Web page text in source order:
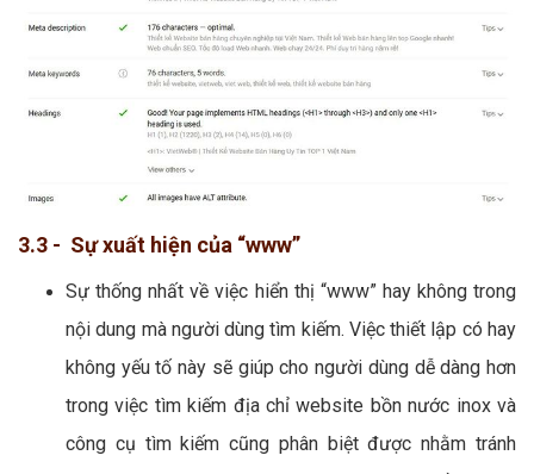
3.3 - Sự xuất hiện của “www”
Sự thống nhất về việc hiển thị “www” hay không trong
nội dung mà người dùng tìm kiếm. Việc thiết lập có hay
không yếu tố này sẽ giúp cho người dùng dễ dàng hơn
trong việc tìm kiếm địa chỉ website bồn nước inox và
công cụ tìm kiếm cũng phân biệt được nhằm tránh